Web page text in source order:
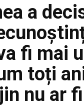
a
fi mai
toți
nu ar fi